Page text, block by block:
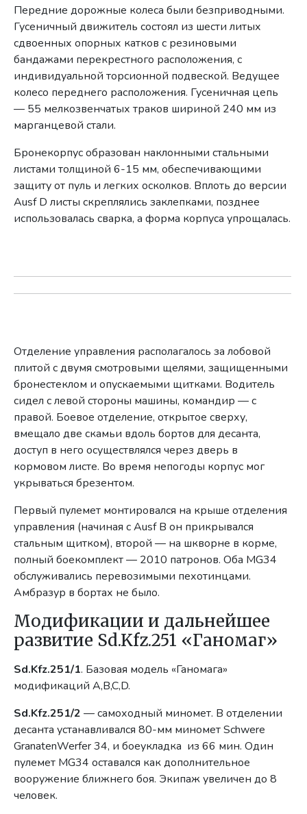
Передние дорожные колеса были безприводными.
Гусеничный движитель состоял из шести литых
сдвоенных опорных катков с резиновыми
бандажами перекрестного расположения, с
индивидуальной торсионной подвеской. Ведущее
колесо переднего расположения. Гусеничная цепь
— 55 мелкозвенчатых траков шириной 240 мм из
марганцевой стали.
Бронекорпус образован наклонными стальными
листами толщиной 6-15 мм, обеспечивающими
защиту от пуль и легких осколков. Вплоть до версии
Ausf D листы скреплялись заклепками, позднее
использовалась сварка, а форма корпуса упрощалась.
Отделение управления располагалось за лобовой
плитой с двумя смотровыми щелями, защищенными
бронестеклом и опускаемыми щитками. Водитель
сидел с левой стороны машины, командир — с
правой. Боевое отделение, открытое сверху,
вмещало две скамьи вдоль бортов для десанта,
доступ в него осуществлялся через дверь в
кормовом листе. Во время непогоды корпус мог
укрываться брезентом.
Первый пулемет монтировался на крыше отделения
управления (начиная c Ausf B он прикрывался
стальным щитком), второй — на шкворне в корме,
полный боекомплект — 2010 патронов. Оба MG34
обслуживались перевозимыми пехотинцами.
Амбразур в бортах не было.
Модификации и дальнейшее
развитие Sd.Kfz.251 «Ганомаг»
Sd.Kfz.251/1. Базовая модель «Ганомага»
модификаций A,B,C,D.
Sd.Kfz.251/2 — самоходный миномет. В отделении
десанта устанавливался 80-мм миномет Schwere
GranatenWerfer 34, и боеукладка из 66 мин. Один
пулемет MG34 оставался как дополнительное
вооружение ближнего боя. Экипаж увеличен до 8
человек.